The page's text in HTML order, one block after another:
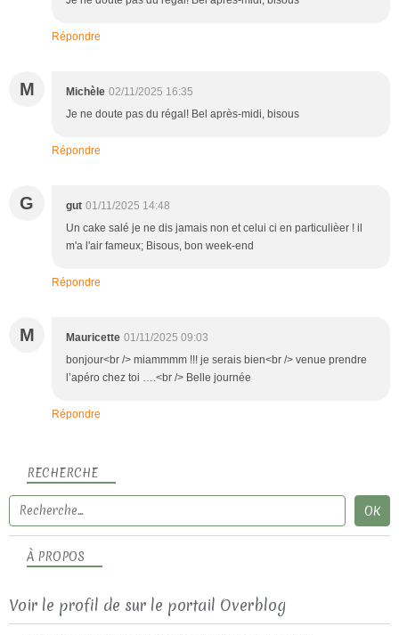
Répondre
M Michèle 02/11/2025 16:35
Je ne doute pas du régal! Bel après-midi, bisous
Répondre
G gut 01/11/2025 14:48
Un cake salé je ne dis jamais non et celui ci en particulièer ! il
m'a l'air fameux; Bisous, bon week-end
Répondre
M Mauricette 01/11/2025 09:03
bonjour<br /> miammmm !!! je serais bien<br /> venue prendre
l’apéro chez toi ….<br /> Belle journée
Répondre
RECHERCHE
À PROPOS
Voir le profil de sur le portail Overblog